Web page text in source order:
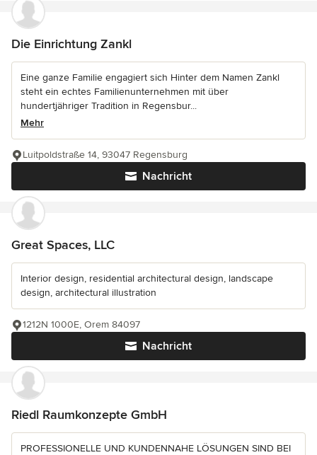
Die Einrichtung Zankl
Eine ganze Familie engagiert sich Hinter dem Namen Zankl
steht ein echtes Familienunternehmen mit über
hundertjähriger Tradition in Regensbur...
Mehr
Nachricht
Luitpoldstraße 14, 93047 Regensburg
Great Spaces, LLC
Interior design, residential architectural design, landscape
design, architectural illustration
Nachricht
1212N 1000E, Orem 84097
Riedl Raumkonzepte GmbH
PROFESSIONELLE UND KUNDENNAHE LÖSUNGEN SIND BEI